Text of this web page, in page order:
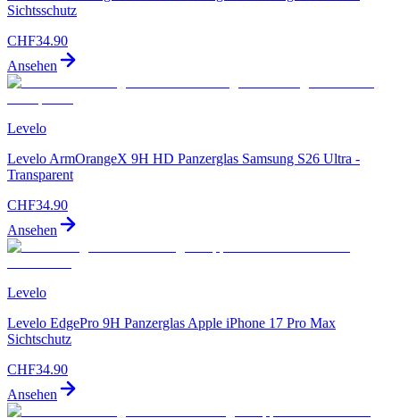
Sichtsschutz
CHF34.90
Ansehen
Levelo
Levelo ArmOrangeX 9H HD Panzerglas Samsung S26 Ultra -
Transparent
CHF34.90
Ansehen
Levelo
Levelo EdgePro 9H Panzerglas Apple iPhone 17 Pro Max
Sichtschutz
CHF34.90
Ansehen